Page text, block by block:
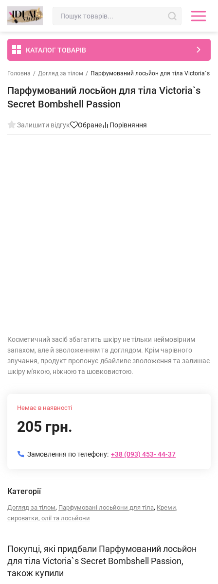
КАТАЛОГ ТОВАРІВ
Головна / Догляд за тілом / Парфумований лосьйон для тіла Victoria`s
Парфумований лосьйон для тіла Victoria`s
Secret Bombshell Passion
Залишити відгук Обране Порівняння
Косметичний засіб збагатить шкіру не тільки неймовірним
запахом, але й зволоженням та доглядом. Крім чарівного
звучання, продукт пропонує дбайливе зволоження та залишає
шкіру м'якою, ніжною та шовковистою.
Немає в наявності
205 грн.
Замовлення по телефону: +38 (093) 453- 44-37
Категорії
Догляд за тілом, Парфумовані лосьйони для тіла, Креми,
сироватки, олії та лосьйони
Покупці, які придбали Парфумований лосьйон
для тіла Victoria`s Secret Bombshell Passion,
також купили